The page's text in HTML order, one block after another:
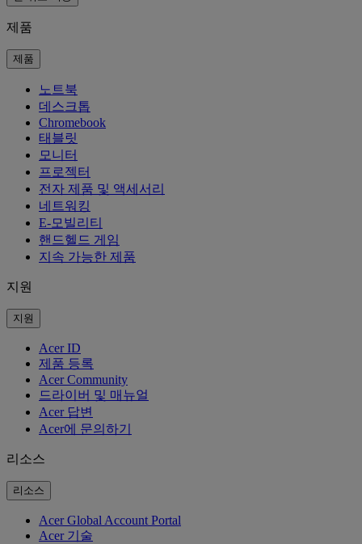
제품
제품
노트북
데스크톱
Chromebook
태블릿
모니터
프로젝터
전자 제품 및 액세서리
네트워킹
E-모빌리티
핸드헬드 게임
지속 가능한 제품
지원
지원
Acer ID
제품 등록
Acer Community
드라이버 및 매뉴얼
Acer 답변
Acer에 문의하기
리소스
리소스
Acer Global Account Portal
Acer 기술